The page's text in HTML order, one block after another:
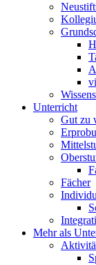
Unterricht
Gut zu
Fächer
Mehr als